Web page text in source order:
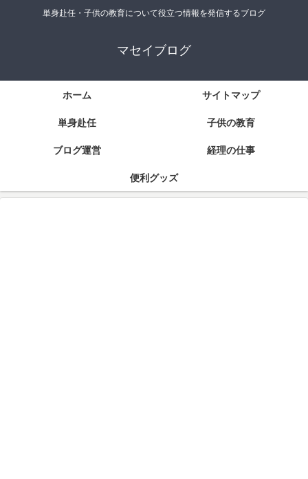
単身赴任・子供の教育について役立つ情報を発信するブログ
マセイブログ
ホーム
サイトマップ
単身赴任
子供の教育
ブログ運営
経理の仕事
便利グッズ